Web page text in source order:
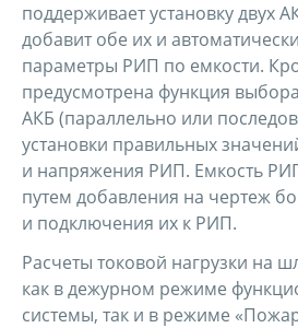
поддерживает установку двух
добавит обе их и
параметры РИП по емкости.
предусмотрена функция
АКБ (параллельно или
установки правильных
и напряжения РИП. Емкость
путем добавления на чертеж
и подключения их к РИП.
Расчеты токовой нагрузки на
как в дежурном режиме
системы, так и в режиме